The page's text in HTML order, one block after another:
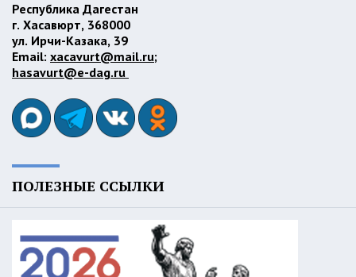
Республика Дагестан
г. Хасавюрт, 368000
ул. Ирчи-Казака, 39
Email: xacavurt@mail.ru;
hasavurt@e-dag.ru
ПОЛЕЗНЫЕ ССЫЛКИ